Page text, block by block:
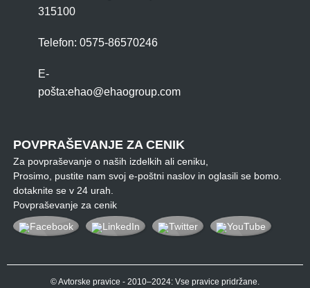
315100
Telefon: 0575-86570246
E-
pošta:ehao@ehaogroup.com
POVPRAŠEVANJE ZA CENIK
Za povpraševanje o naših izdelkih ali ceniku,
Prosimo, pustite nam svoj e-poštni naslov in oglasili se bomo.
dotaknite se v 24 urah.
Povpraševanje za cenik
© Avtorske pravice - 2010–2024: Vse pravice pridržane.